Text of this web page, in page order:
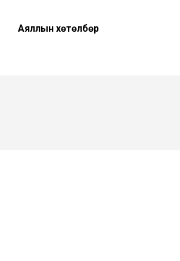
Аяллын хөтөлбөр